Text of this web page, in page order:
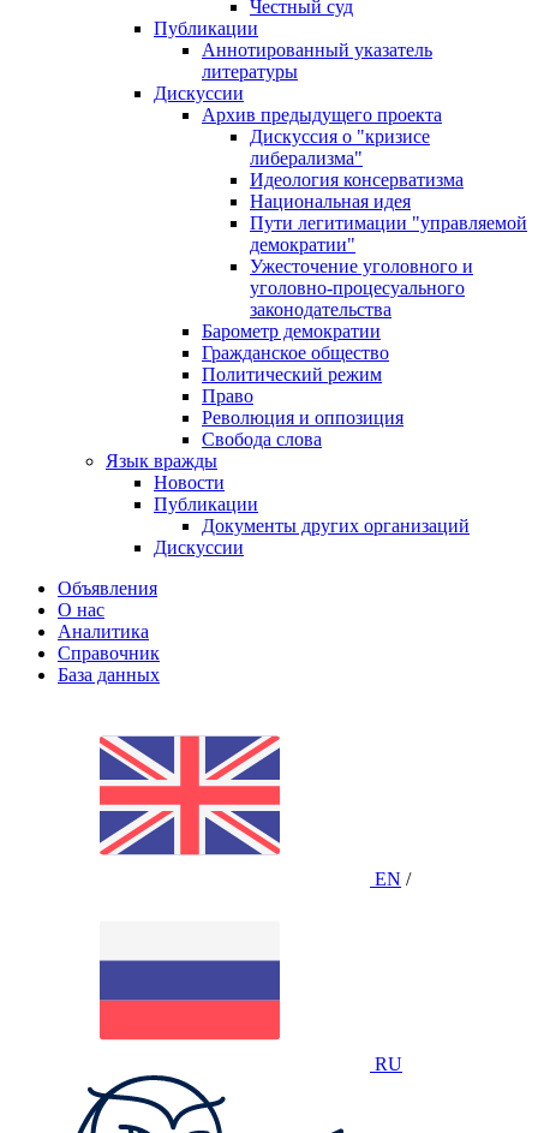
Честный суд
Публикации
Аннотированный указатель
литературы
Дискуссии
Архив предыдущего проекта
Дискуссия о "кризисе
либерализма"
Идеология консерватизма
Национальная идея
Пути легитимации "управляемой
демократии"
Ужесточение уголовного и
уголовно-процесуального
законодательства
Барометр демократии
Гражданское общество
Политический режим
Право
Революция и оппозиция
Свобода слова
Язык вражды
Новости
Публикации
Документы других организаций
Дискуссии
Объявления
О нас
Аналитика
Справочник
База данных
EN /
RU